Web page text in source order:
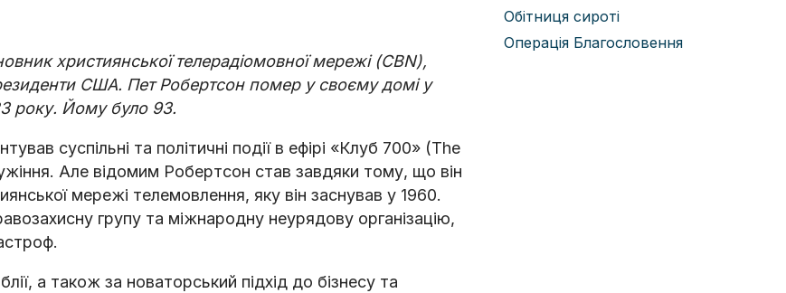
християнської телерадіомовної мережі (CBN),
США. Пет Робертсон помер у своєму домі у
року. Йому було 93.
суспільні та політичні події в ефірі «Клуб 700» (The
Але відомим Робертсон став завдяки тому, що він
мережі телемовлення, яку він заснував у 1960.
групу та міжнародну неурядову організацію,
а також за новаторський підхід до бізнесу та
Обітниця сироті
Операція Благословення